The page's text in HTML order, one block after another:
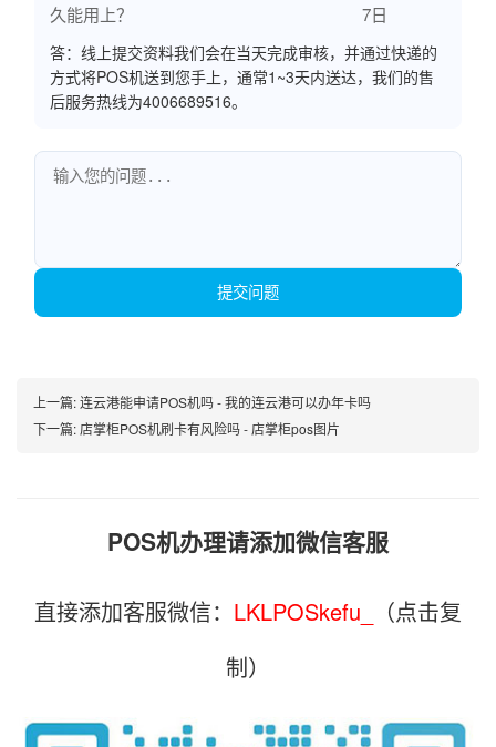
久能用上？
7日
答：线上提交资料我们会在当天完成审核，并通过快递的
方式将POS机送到您手上，通常1~3天内送达，我们的售
后服务热线为4006689516。
提交问题
上一篇:连云港能申请POS机吗 - 我的连云港可以办年卡吗
下一篇: 店掌柜POS机刷卡有风险吗 - 店掌柜pos图片
POS机办理请添加微信客服
直接添加客服微信： LKLPOSkefu_
（点击复
制）